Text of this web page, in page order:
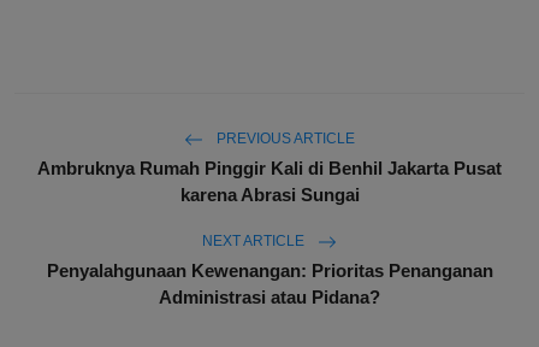
PREVIOUS ARTICLE
Ambruknya Rumah Pinggir Kali di Benhil Jakarta Pusat
karena Abrasi Sungai
NEXT ARTICLE
Penyalahgunaan Kewenangan: Prioritas Penanganan
Administrasi atau Pidana?